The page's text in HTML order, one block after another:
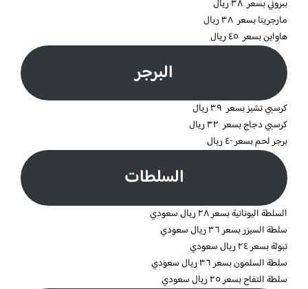
ببروني بسعر ٣٨ ريال
مارجريتا بسعر ٣٨ ريال
هاواين بسعر ٤٥ ريال
البرجر
كرسبي تشيز بسعر ٣٩ ريال
كرسبي دجاج بسعر ٣٢ ريال
برجر لحم بسعر ٤٠ ريال
السلطات
السلطة اليونانية بسعر ٢٨ ريال سعودي
سلطة السيزر بسعر ٣٦ ريال سعودي
تبولة بسعر ٢٤ ريال سعودي
سلطة السلمون بسعر ٣٦ ريال سعودي
سلطة التفاح بسعر ٢٥ ريال سعودي